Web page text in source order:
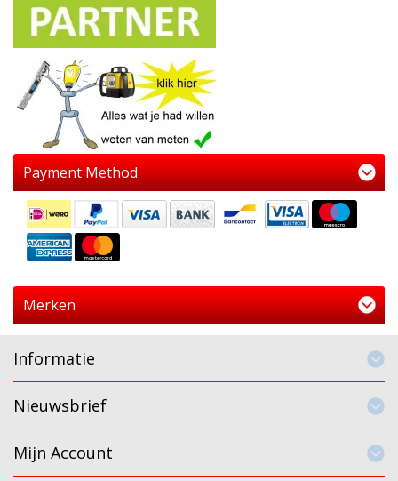
Payment Method
Merken
Informatie
Nieuwsbrief
Mijn Account